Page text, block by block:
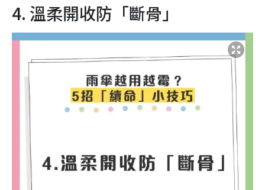
4. 溫柔開收防「斷骨」